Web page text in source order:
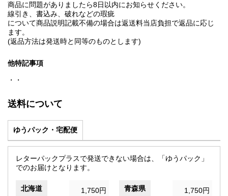
商品に問題がありましたら8日以内にお知らせください。
線引き、書込み、破れなどの瑕疵
について商品説明記載不備の場合は返送料当店負担で返品に応じ
ます。
(返品方法は発送時と同等のものとします)
他特記事項
・・
送料について
ゆうパック・宅配便
レターパックプラスで発送できない場合は、「ゆうパック」
でのお届けとなります。
北海道 1,750円 青森県 1,750円